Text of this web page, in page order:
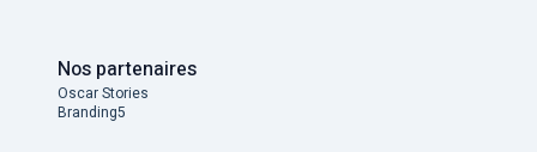
Nos partenaires
Oscar Stories
Branding5